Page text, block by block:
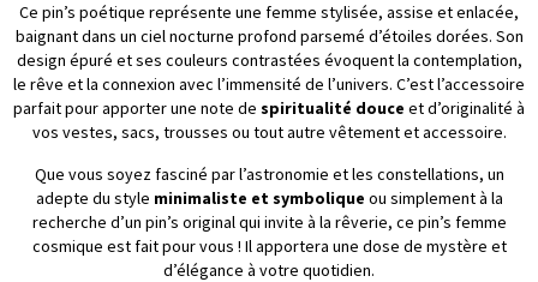
Ce pin’s poétique représente une femme stylisée, assise et enlacée,
baignant dans un ciel nocturne profond parsemé d’étoiles dorées. Son
design épuré et ses couleurs contrastées évoquent la contemplation,
le rêve et la connexion avec l’immensité de l’univers. C’est l’accessoire
parfait pour apporter une note de spiritualité douce et d’originalité à
vos vestes, sacs, trousses ou tout autre vêtement et accessoire.
Que vous soyez fasciné par l’astronomie et les constellations, un
adepte du style minimaliste et symbolique ou simplement à la
recherche d’un pin’s original qui invite à la rêverie, ce pin’s femme
cosmique est fait pour vous ! Il apportera une dose de mystère et
d’élégance à votre quotidien.